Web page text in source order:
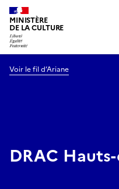
MINISTÈRE
DE LA CULTURE
Voir le fil d’Ariane
DRAC